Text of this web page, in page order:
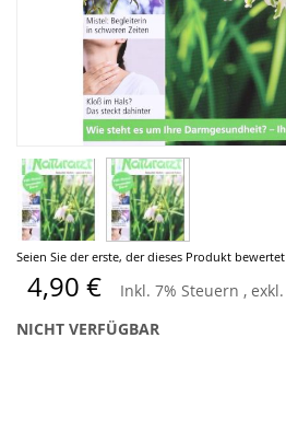
Seien Sie der erste, der dieses Produkt bewertet
4,90 € Inkl. 7% Steuern , exkl.
NICHT VERFÜGBAR
Zum
Anfang
der
Bildergalerie
springen